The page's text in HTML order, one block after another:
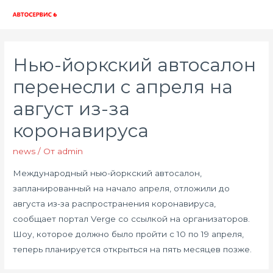
Нью-йоркский автосалон
перенесли с апреля на
август из-за
коронавируса
news / От admin
Международный нью-йоркский автосалон,
запланированный на начало апреля, отложили до
августа из-за распространения коронавируса,
сообщает портал Verge со ссылкой на организаторов.
Шоу, которое должно было пройти с 10 по 19 апреля,
теперь планируется открыться на пять месяцев позже.